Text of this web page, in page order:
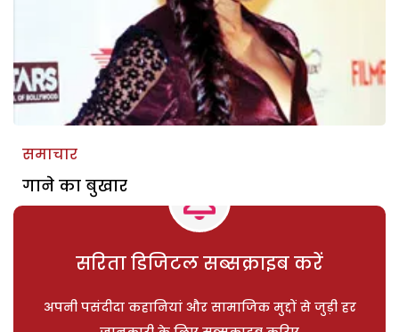
समाचार
गाने का बुखार
सरिता डिजिटल सब्सक्राइब करें
अपनी पसंदीदा कहानियां और सामाजिक मुद्दों से जुड़ी हर